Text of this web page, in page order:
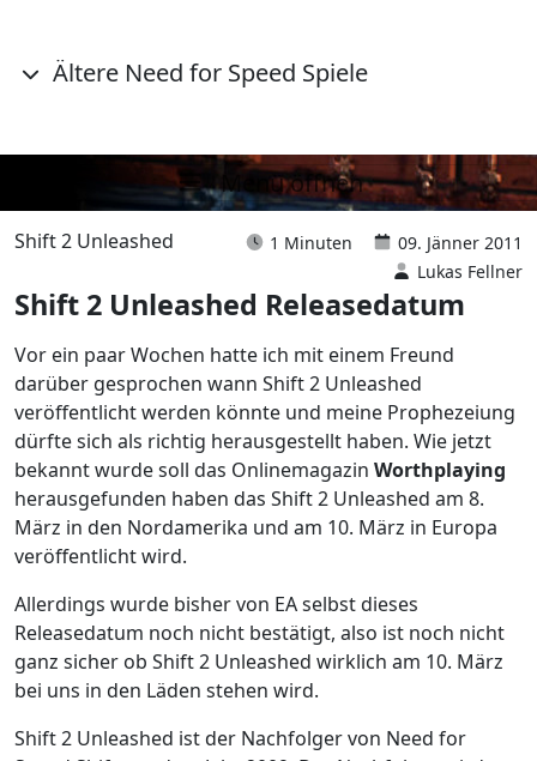
Ältere Need for Speed Spiele
Menü öffnen
Shift 2 Unleashed 1 Minuten
09. Jänner 2011
Lukas Fellner
Shift 2 Unleashed Releasedatum
Vor ein paar Wochen hatte ich mit einem Freund
darüber gesprochen wann Shift 2 Unleashed
veröffentlicht werden könnte und meine Prophezeiung
dürfte sich als richtig herausgestellt haben. Wie jetzt
bekannt wurde soll das Onlinemagazin Worthplaying
herausgefunden haben das Shift 2 Unleashed am 8.
März in den Nordamerika und am 10. März in Europa
veröffentlicht wird.
Allerdings wurde bisher von EA selbst dieses
Releasedatum noch nicht bestätigt, also ist noch nicht
ganz sicher ob Shift 2 Unleashed wirklich am 10. März
bei uns in den Läden stehen wird.
Shift 2 Unleashed ist der Nachfolger von Need for